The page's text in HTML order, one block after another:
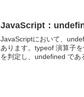
JavaScript：
JavaScriptにおいて、
あります。typeof 演算子
を判定し、undefined であ